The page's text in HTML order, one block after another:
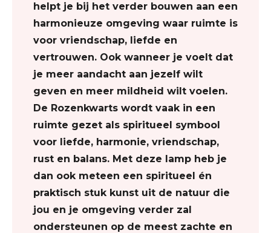
helpt je bij het verder bouwen aan een
harmonieuze omgeving waar ruimte is
voor vriendschap, liefde en
vertrouwen. Ook wanneer je voelt dat
je meer aandacht aan jezelf wilt
geven en meer mildheid wilt voelen.
De Rozenkwarts wordt vaak in een
ruimte gezet als spiritueel symbool
voor liefde, harmonie, vriendschap,
rust en balans. Met deze lamp heb je
dan ook meteen een spiritueel én
praktisch stuk kunst uit de natuur die
jou en je omgeving verder zal
ondersteunen op de meest zachte en